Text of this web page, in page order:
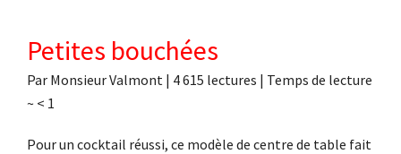
Petites bouchées
Par Monsieur Valmont | 4 615 lectures | Temps de lecture
~ < 1
Pour un cocktail réussi, ce modèle de centre de table fait